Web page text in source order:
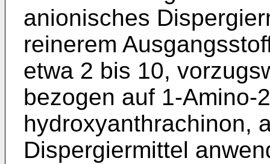
anionisches
reinerem
etwa 2 bis 10,
bezogen auf 1-Amino-
hydroxyanthrachinon,
Dispergiermittel